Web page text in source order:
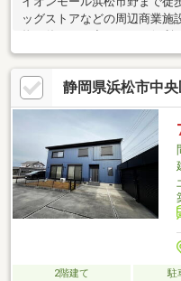
ッグストアなどの周辺商業施
物や休日のお出かけにも便利
を兼ね備えた住環境で、新生
も配慮し、ゆとりを持たせた
が安心して、長く暮らせる住
建物の傾きなどの大きな構造
況のままでもご入居いただ
合わせてリフォームを行い
す。ご融資・ご見学のご相談
い。
静岡県浜松市中
2階建て 駐